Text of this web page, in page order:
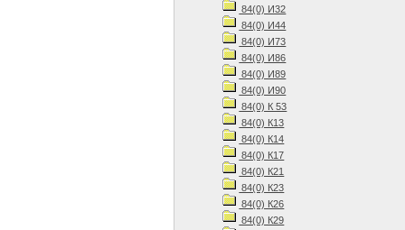
84(0) И32
84(0) И44
84(0) И73
84(0) И86
84(0) И89
84(0) И90
84(0) К 53
84(0) К13
84(0) К14
84(0) К17
84(0) К21
84(0) К23
84(0) К26
84(0) К29